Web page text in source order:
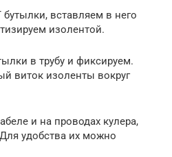
вставляем в него
изолентой.
в трубу и фиксируем.
виток изоленты вокруг
и на проводах кулера,
удобства их можно